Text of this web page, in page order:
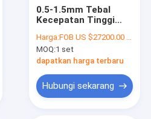
0.5-1.5mm Tebal
Kecepatan Tinggi
Jerami Kertas
Otomatis
Harga:FOB US $27200.00 - 27300.00 / Set
MOQ:1 set
dapatkan harga terbaru
Hubungi sekarang